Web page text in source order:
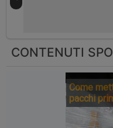
CONTENUTI
Come
pacchi